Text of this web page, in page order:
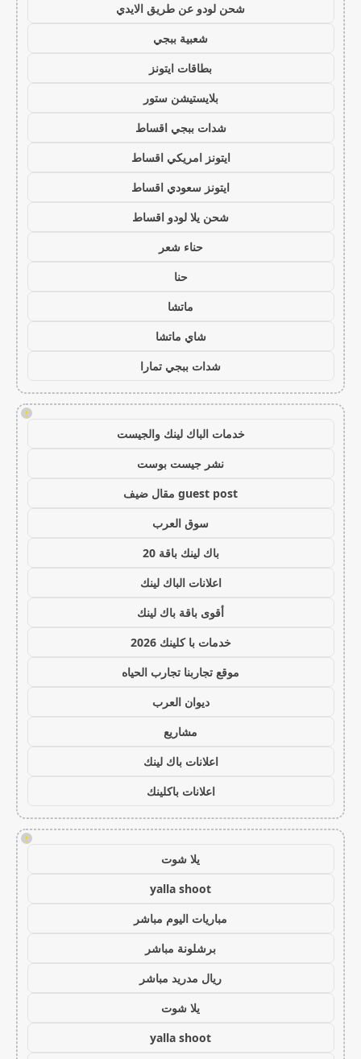
شحن لودو عن طريق الايدي
شعبية ببجي
بطاقات ايتونز
بلايستيشن ستور
شدات ببجي اقساط
ايتونز امريكي اقساط
ايتونز سعودي اقساط
شحن يلا لودو اقساط
حناء شعر
حنا
ماتشا
شاي ماتشا
شدات ببجي تمارا
!
خدمات الباك لينك والجيست
نشر جيست بوست
guest post مقال ضيف
سوق العرب
باك لينك باقة 20
اعلانات الباك لينك
أقوى باقة باك لينك
خدمات با كلينك 2026
موقع تجاربنا تجارب الحياه
ديوان العرب
مشاريع
اعلانات باك لينك
اعلانات باكلينك
!
يلا شوت
yalla shoot
مباريات اليوم مباشر
برشلونة مباشر
ريال مدريد مباشر
يلا شوت
yalla shoot